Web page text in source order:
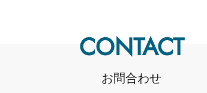
CONTACT
お問合わせ